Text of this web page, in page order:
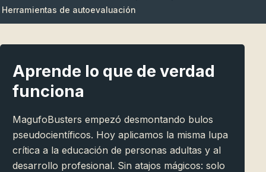
Herramientas de autoevaluación
Aprende lo que de verdad
funciona
MagufoBusters empezó desmontando bulos
pseudocientíficos. Hoy aplicamos la misma lupa
crítica a la educación de personas adultas y al
desarrollo profesional. Sin atajos mágicos: solo